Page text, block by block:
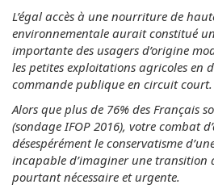
L’égal accès à une nourriture de
environnementale aurait constitué
importante des usagers d’origine
les petites exploitations agricoles en
commande publique en circuit court.
Alors que plus de 76% des Français
(sondage IFOP 2016), votre combat
désespérément le conservatisme
incapable d’imaginer une transition
pourtant nécessaire et urgente.